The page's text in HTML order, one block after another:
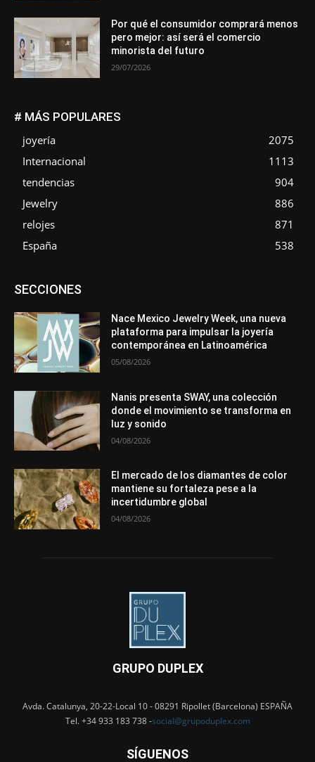
Por qué el consumidor comprará menos
pero mejor: así será el comercio
minorista del futuro
29/07/2026
# MÁS POPULARES
joyería
2075
Internacional
1113
tendencias
904
Jewelry
886
relojes
871
España
538
SECCIONESAsociaciones
Entrevistas
Mundo Técnico
Novedades Opiniones
Perspectiva
Premios
Secciones Sin categoría
Sucesos
Más
Nace Mexico Jewelry Week, una nueva
plataforma para impulsar la joyería
contemporánea en Latinoamérica
05/08/2026
Nanis presenta SWAY, una colección
donde el movimiento se transforma en
luz y sonido
04/08/2026
El mercado de los diamantes de color
mantiene su fortaleza pese a la
incertidumbre global
04/08/2026
GRUPO DUPLEX
Avda. Catalunya, 20-22-Local 10 - 08291 Ripollet (Barcelona) ESPAÑA
Tel. +34 933 183 738 -social@grupoduplex.com
SÍGUENOS